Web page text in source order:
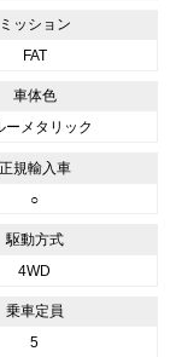
ミッション
FAT
車体色
ーメタリック
正規輸入車
○
駆動方式
4WD
乗車定員
5